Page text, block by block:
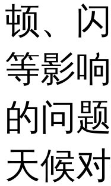
顿、
等影
的问
天候